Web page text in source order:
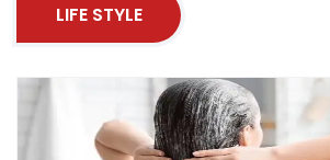
LIFE STYLE